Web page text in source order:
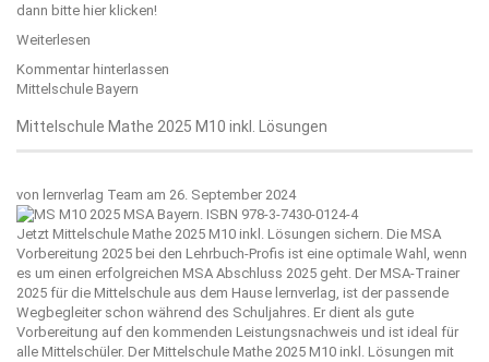
dann bitte hier klicken!
Weiterlesen
Kommentar hinterlassen
Mittelschule Bayern
Mittelschule Mathe 2025 M10 inkl. Lösungen
von lernverlag Team am 26. September 2024
Jetzt Mittelschule Mathe 2025 M10 inkl. Lösungen sichern. Die MSA
Vorbereitung 2025 bei den Lehrbuch-Profis ist eine optimale Wahl, wenn
es um einen erfolgreichen MSA Abschluss 2025 geht. Der MSA-Trainer
2025 für die Mittelschule aus dem Hause lernverlag, ist der passende
Wegbegleiter schon während des Schuljahres. Er dient als gute
Vorbereitung auf den kommenden Leistungsnachweis und ist ideal für
alle Mittelschüler. Der Mittelschule Mathe 2025 M10 inkl. Lösungen mit